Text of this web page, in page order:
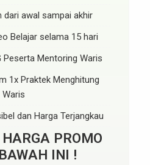
dari awal sampai akhir
Belajar selama 15 hari
Peserta Mentoring Waris
1x Praktek Menghitung
Waris
dan Harga Terjangkau
PROMO
INI !